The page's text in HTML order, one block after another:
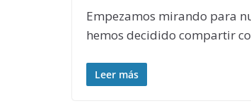
Empezamos mirando para
hemos decidido compartir
Leer más